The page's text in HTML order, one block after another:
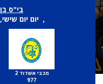
בי"ס בן
, יום יום שישי, 21/11/2025, 14:15
מכבי אשדוד 2
977